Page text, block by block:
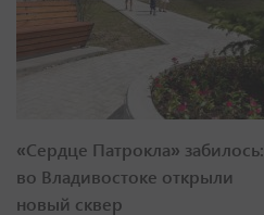
«Сердце Патрокла» забилось:
во Владивостоке открыли
новый сквер